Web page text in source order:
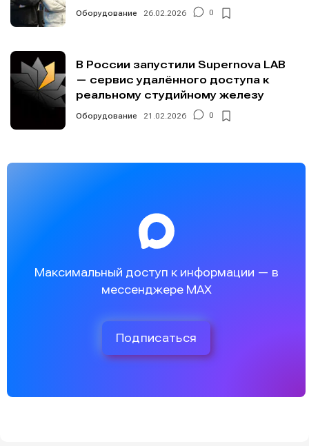
Оборудование 26.02.2026 0
В России запустили Supernova LAB
— сервис удалённого доступа к
реальному студийному железу
Оборудование 21.02.2026 0
Максимальный доступ к информации — в
мессенджере MAX
Подписаться